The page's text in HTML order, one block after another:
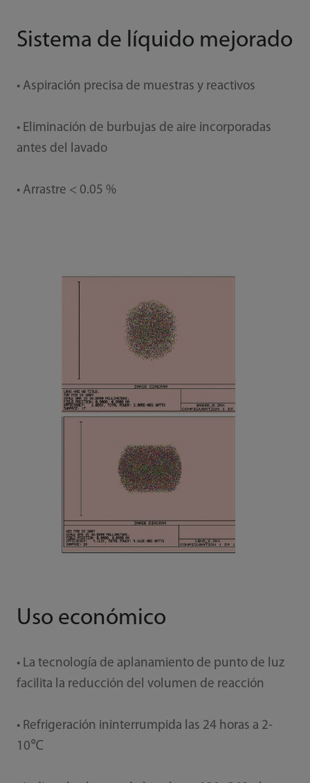
Sistema de líquido mejorado
• Aspiración precisa de muestras y reactivos
• Eliminación de burbujas de aire incorporadas
antes del lavado
• Arrastre < 0.05 %
Uso económico
• La tecnología de aplanamiento de punto de luz
facilita la reducción del volumen de reacción
• Refrigeración ininterrumpida las 24 horas a 2-
10℃